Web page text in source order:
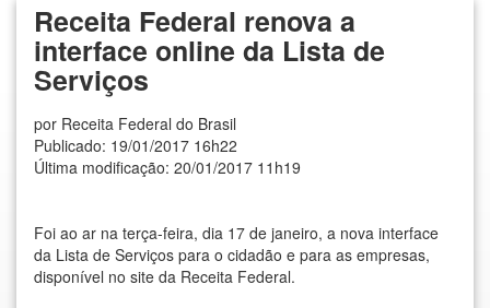
Receita Federal renova a
interface online da Lista de
Serviços
por Receita Federal do Brasil
Publicado: 19/01/2017 16h22
Última modificação: 20/01/2017 11h19
Foi ao ar na terça-feira, dia 17 de janeiro, a nova interface
da Lista de Serviços para o cidadão e para as empresas,
disponível no site da Receita Federal.